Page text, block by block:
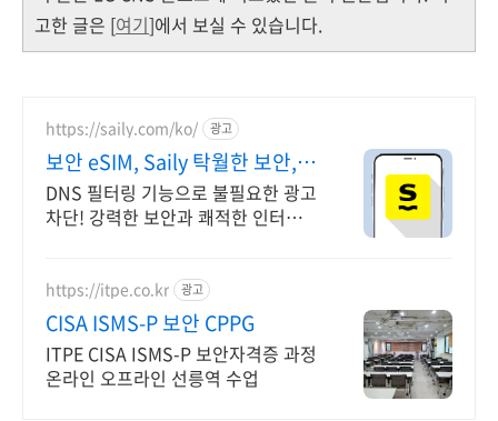
고한 글은 [여기]에서 보실 수 있습니다.
https://saily.com/ko/ 광고
보안 eSIM, Saily 탁월한 보안,
안정적인 연결
DNS 필터링 기능으로 불필요한 광고
차단! 강력한 보안과 쾌적한 인터넷
https://itpe.co.kr 광고
CISA ISMS-P 보안 CPPG
ITPE CISA ISMS-P 보안자격증 과정
온라인 오프라인 선릉역 수업